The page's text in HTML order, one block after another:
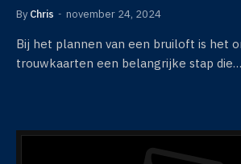
By Chris november 24, 2024
Bij het plannen van een bruiloft is het
trouwkaarten een belangrijke stap die…